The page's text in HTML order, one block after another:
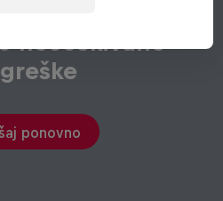
neočekivane
ponovno